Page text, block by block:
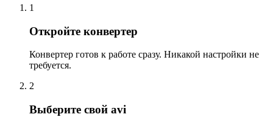
1
Откройте конвертер
Конвертер готов к работе сразу. Никакой настройки не
требуется.
2
Выберите свой avi